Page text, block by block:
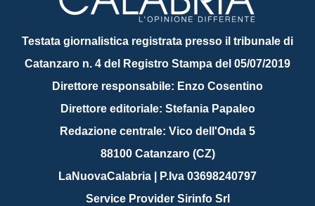
Testata giornalistica registrata presso il tribunale di
Catanzaro n. 4 del Registro Stampa del 05/07/2019
Direttore responsabile: Enzo Cosentino
Direttore editoriale: Stefania Papaleo
Redazione centrale: Vico dell'Onda 5
88100 Catanzaro (CZ)
LaNuovaCalabria | P.Iva 03698240797
Service Provider Sirinfo Srl